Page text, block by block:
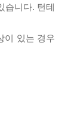
습니다. 턴테
이 있는 경우